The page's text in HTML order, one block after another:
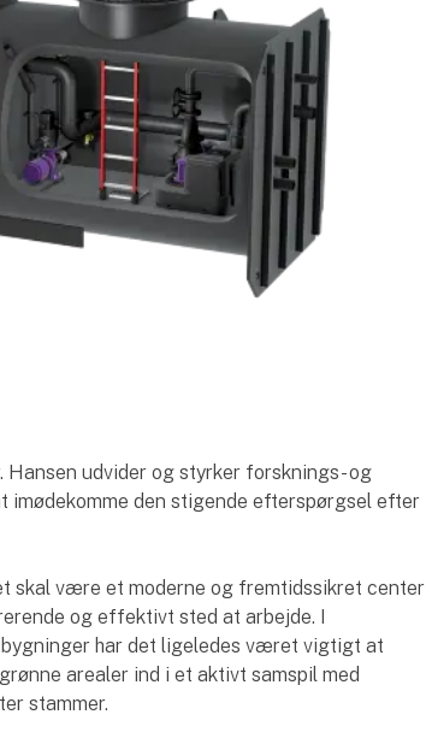
Hansen udvider og styrker forsknings- og
den stigende efterspørgsel efter
skal være et moderne og fremtidssikret center
og effektivt sted at arbejde. I
har det ligeledes været vigtigt at
arealer ind i et aktivt samspil med
stammer.